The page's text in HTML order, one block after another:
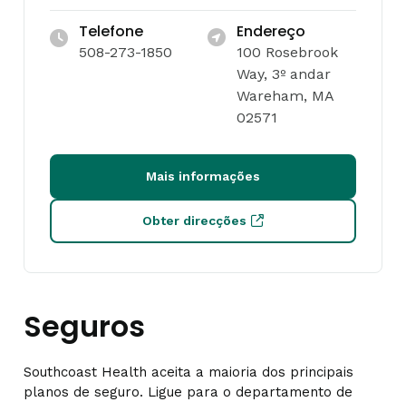
Telefone
508-273-1850
Endereço
100 Rosebrook
Way, 3º andar
Wareham, MA
02571
Mais informações
Obter direcções
Seguros
Southcoast Health aceita a maioria dos principais
planos de seguro. Ligue para o departamento de